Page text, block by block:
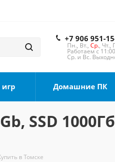
+7 906 951-
Пн., Вт., Ср., Чт.,
Работаем с
Ср. и Вс.
Домашние ПК
SSD
в Томске